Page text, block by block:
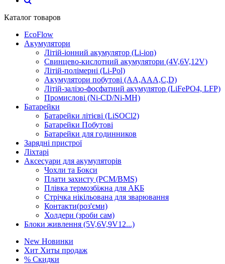
Каталог товаров
EcoFlow
Акумулятори
Літій-іонний акумулятор (Li-ion)
Свинцево-кислотний акумулятори (4V,6V,12V)
Літій-полімерні (Li-Pol)
Акумулятори побутові (AA,AAA,C,D)
Літій-залізо-фосфатний акумулятор (LiFePO4, LFP)
Промислові (Ni-CD/Ni-MH)
Батарейки
Батарейки літієві (LiSOCl2)
Батарейки Побутові
Батарейки для годинников
Зарядні пристрої
Ліхтарі
Аксесуари для акумуляторів
Чохли та Бокси
Плати захисту (PCM/BMS)
Плівка термозбіжна для АКБ
Стрічка нікільована для зварювання
Контакти(роз'єми)
Холдери (зроби сам)
Блоки живлення (5V,6V,9V12...)
New Новинки
Хит Хиты продаж
% Скидки